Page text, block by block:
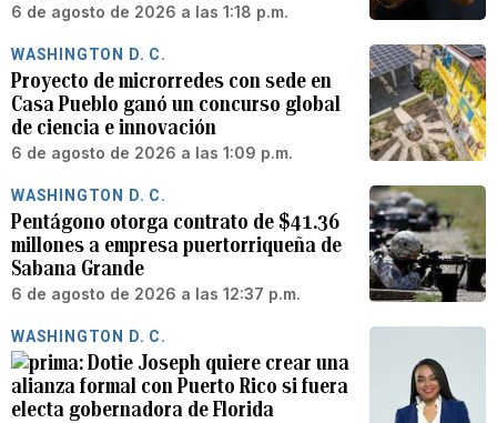
6 de agosto de 2026 a las 1:18 p.m.
WASHINGTON D. C.
Proyecto de microrredes con sede en
Casa Pueblo ganó un concurso global
de ciencia e innovación
6 de agosto de 2026 a las 1:09 p.m.
WASHINGTON D. C.
Pentágono otorga contrato de $41.36
millones a empresa puertorriqueña de
Sabana Grande
6 de agosto de 2026 a las 12:37 p.m.
WASHINGTON D. C.
Dotie Joseph quiere crear una
alianza formal con Puerto Rico si fuera
electa gobernadora de Florida